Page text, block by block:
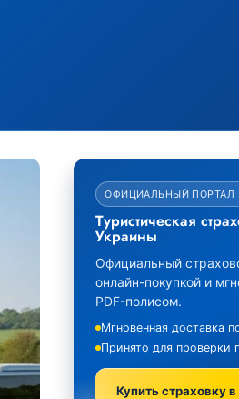
ОФИЦИАЛЬНЫЙ ПОРТАЛ
Туристическая
Украины
Официальный
онлайн-покупкой и
PDF-полисом.
Мгновенная доставка
Принято для проверки
Купить страховку